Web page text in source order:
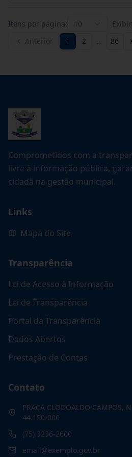
Itens por página: 10
1 2 … 86
Comprometidos com a
livre à informação pública,
cidadã na gestão municipal.
Links
Mapa do Site
Transparência
Lei de Acesso à Informação
Lei de Transparência
Portal da Transparência
Dados Abertos
Prestação de Contas
Contato
PRAÇA CLODOALDO CAMPOS,
44.150-000
(75) 3236-2600
email@exemplo.gov.br